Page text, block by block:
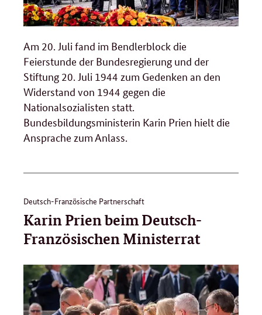
Am 20. Juli fand im Bendlerblock die
Feierstunde der Bundesregierung und der
Stiftung 20. Juli 1944 zum Gedenken an den
Widerstand von 1944 gegen die
Nationalsozialisten statt.
Bundesbildungsministerin Karin Prien hielt die
Ansprache zum Anlass.
Deutsch-Französische Partnerschaft
Karin Prien beim Deutsch-
Französischen Ministerrat